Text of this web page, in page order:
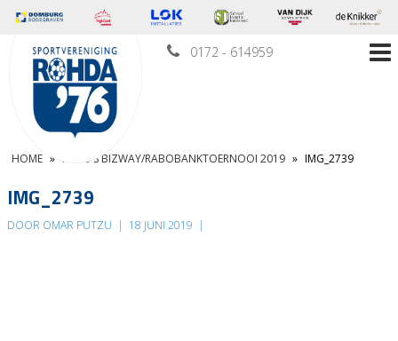
0172 - 614959
HOME » FOTO’S BIZWAY/RABOBANKTOERNOOI 2019 » IMG_2739
IMG_2739
DOOR OMAR PUTZU | 18 JUNI 2019 |